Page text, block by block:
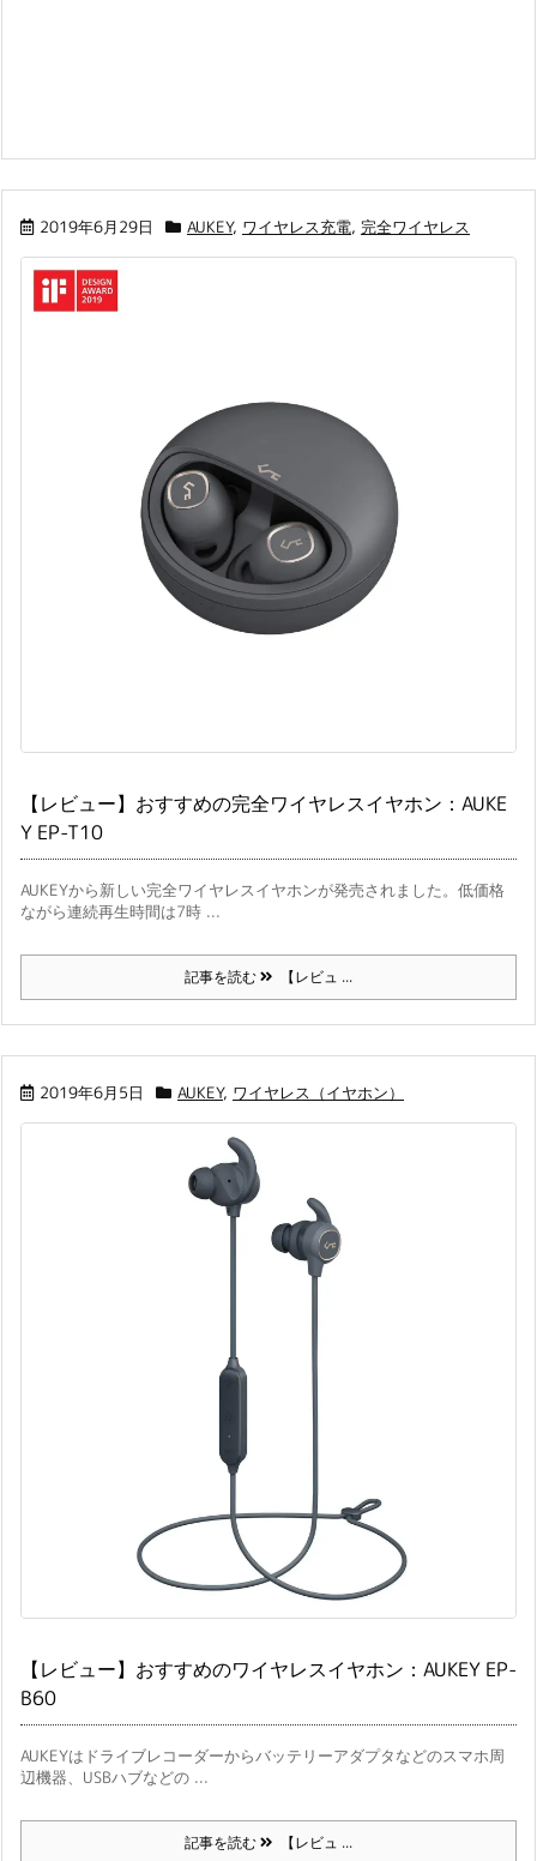
2019年6月29日 AUKEY, ワイヤレス充電, 完全ワイヤレス
【レビュー】おすすめの完全ワイヤレスイヤホン：AUKE
Y EP-T10
AUKEYから新しい完全ワイヤレスイヤホンが発売されました。低価格
ながら連続再生時間は7時 ...
記事を読む 【レビュ ...
2019年6月5日 AUKEY, ワイヤレス（イヤホン）
【レビュー】おすすめのワイヤレスイヤホン：AUKEY EP-
B60
AUKEYはドライブレコーダーからバッテリーアダプタなどのスマホ周
辺機器、USBハブなどの ...
記事を読む 【レビュ ...